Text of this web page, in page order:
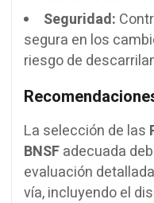
Seguridad:
segura en los
riesgo de
La selección de las
BNSFadecuada
evaluación
vía, incluyendo el